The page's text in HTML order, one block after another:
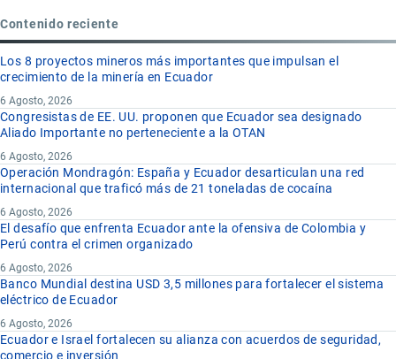
Contenido reciente
Los 8 proyectos mineros más importantes que impulsan el
crecimiento de la minería en Ecuador
6 Agosto, 2026
Congresistas de EE. UU. proponen que Ecuador sea designado
Aliado Importante no perteneciente a la OTAN
6 Agosto, 2026
Operación Mondragón: España y Ecuador desarticulan una red
internacional que traficó más de 21 toneladas de cocaína
6 Agosto, 2026
El desafío que enfrenta Ecuador ante la ofensiva de Colombia y
Perú contra el crimen organizado
6 Agosto, 2026
Banco Mundial destina USD 3,5 millones para fortalecer el sistema
eléctrico de Ecuador
6 Agosto, 2026
Ecuador e Israel fortalecen su alianza con acuerdos de seguridad,
comercio e inversión